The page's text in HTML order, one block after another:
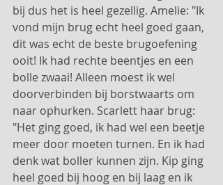
bij dus het is heel gezellig. Amelie: "Ik
vond mijn brug echt heel goed gaan,
dit was echt de beste brugoefening
ooit! Ik had rechte beentjes en een
bolle zwaai! Alleen moest ik wel
doorverbinden bij borstwaarts om
naar ophurken. Scarlett haar brug:
"Het ging goed, ik had wel een beetje
meer door moeten turnen. En ik had
denk wat boller kunnen zijn. Kip ging
heel goed bij hoog en bij laag en ik